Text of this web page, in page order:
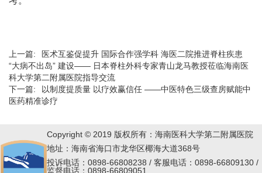
上一篇:
医术互鉴促提升 国际合作强学科 海医二院推进脊柱疾患
“大病不出岛” 建设—— 日本脊柱外科专家青山龙马教授莅临海南医
科大学第二附属医院指导交流
下一篇:
以制度提质量 以疗效赢信任 ——中医特色三级查房赋能中
医药精准诊疗
Copyright © 2019 版权所有：海南医科大学第二附属医院
地址：海南省海口市龙华区椰海大道368号
投诉电话：0898-66808238 / 客服电话：0898-66809130 /
监督电话：0898-66809051